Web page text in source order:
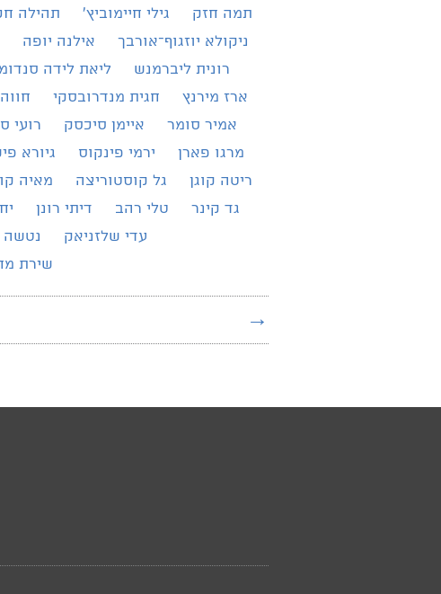
תמה חזק
גילי חיימוביץ' תהילה
ניקולא יוזגוף־אורבך
אילנה יופה
רונית ליברמנש
ליאת לידה
ארז מירנץ
חגית מנדרובסקי
אמיר סומר
איימן סיכסק רועי
מרגו פארן
ירמי פינקוס גיורא
ריטה קוגן
גל קוסטוריצה מאיה
גד קינר
טלי רהב דיתי רונן
עדי שלזניאק
נטשה
שירת מחאה וכאב
→